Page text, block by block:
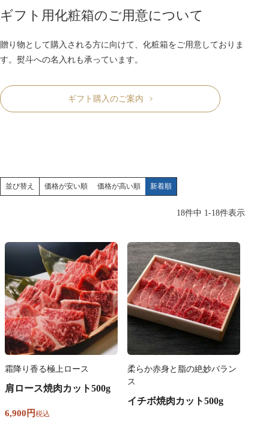
ギフト用化粧箱のご用意について
贈り物として購入される方に向けて、化粧箱をご用意しておりま
す。熨斗への名入れも承っています。
ギフト購入のご案内
並び替え 価格が安い順 価格が高い順 新着順
18件中 1 -18件表示
霜降り香る極上ロース
肩ロース焼肉カット500g
6,900 税込
柔らか赤身と脂の絶妙バラン
ス
イチボ焼肉カット500g